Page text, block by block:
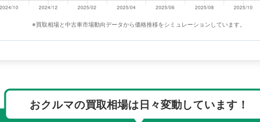
※買取相場と中古車市場動向データから価格推移をシミュレーションしています。
おクルマの買取相場は日々変動しています！